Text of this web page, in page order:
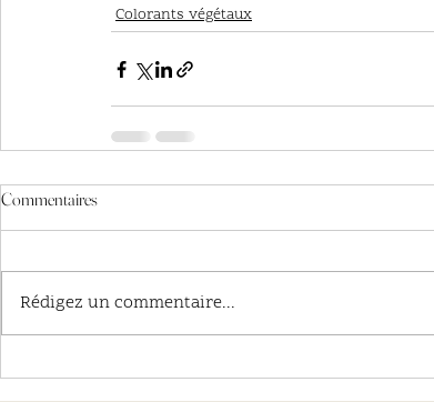
Colorants végétaux
Commentaires
Rédigez un commentaire...